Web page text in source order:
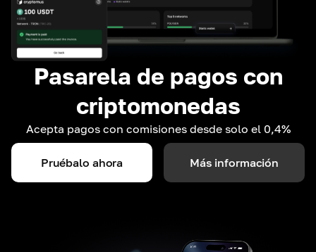
Pasarela de pagos con
criptomonedas
Acepta pagos con comisiones desde solo el 0,4%
Pruébalo ahora Más información